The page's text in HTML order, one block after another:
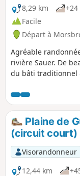
8,29 km +24
Facile
Départ à
Agréable
rivière Sauer. De
du bâti traditionnel
typiques, un en
Plaine de
(circuit court)
Visorandonneur
12,44 km